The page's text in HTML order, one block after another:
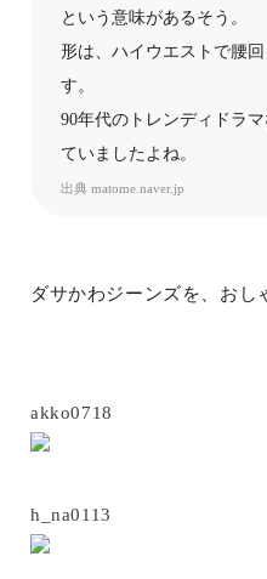
という意味があるそう。
形は、ハイウエストで腰
す。
90年代のトレンディドラ
ていましたよね。
出典 matome.naver.jp
ダサかわジーンズを、おし
akko0718
h_na0113